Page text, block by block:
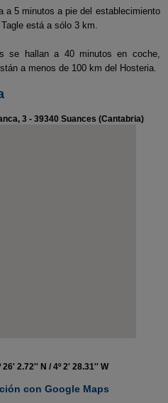
a 5 minutos a pie del establecimiento
está a sólo 3 km.
se hallan a 40 minutos en coche,
a menos de 100 km del Hosteria.
3 - 39340 Suances (Cantabria)
26' 2.72'' N / 4º 2' 28.31'' W
con Google Maps